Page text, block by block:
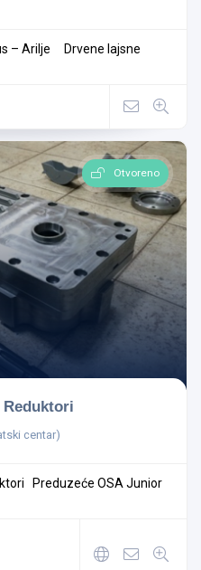
– Arilje Drvene lajsne
Otvoreno
centar)
Preduzeće OSA Junior